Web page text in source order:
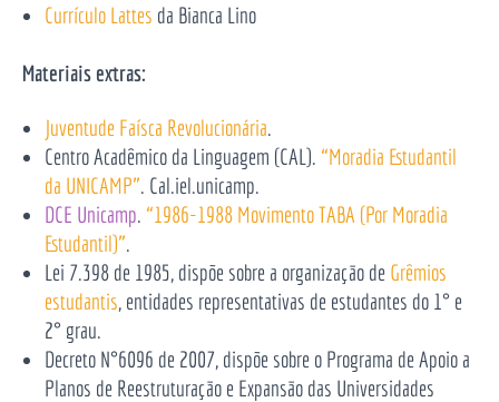
Currículo Lattes da Bianca Lino
Materiais extras:
Juventude Faísca Revolucionária.
Centro Acadêmico da Linguagem (CAL). “Moradia Estudantil
da UNICAMP”. Cal.iel.unicamp.
DCE Unicamp. “1986-1988 Movimento TABA (Por Moradia
Estudantil)”.
Lei 7.398 de 1985, dispõe sobre a organização de Grêmios
estudantis, entidades representativas de estudantes do 1° e
2° grau.
Decreto N°6096 de 2007, dispõe sobre o Programa de Apoio a
Planos de Reestruturação e Expansão das Universidades